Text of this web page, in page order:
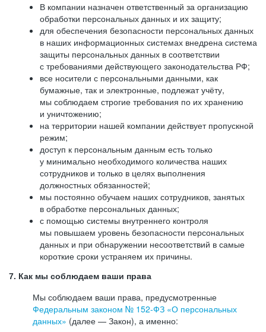
В компании назначен ответственный за организацию
обработки персональных данных и их защиту;
для обеспечения безопасности персональных данных
в наших информационных системах внедрена система
защиты персональных данных в соответствии
с требованиями действующего законодательства РФ;
все носители с персональными данными, как
бумажные, так и электронные, подлежат учёту,
мы соблюдаем строгие требования по их хранению
и уничтожению;
на территории нашей компании действует пропускной
режим;
доступ к персональным данным есть только
у минимально необходимого количества наших
сотрудников и только в целях выполнения
должностных обязанностей;
мы постоянно обучаем наших сотрудников, занятых
в обработке персональных данных;
с помощью системы внутреннего контроля
мы повышаем уровень безопасности персональных
данных и при обнаружении несоответствий в самые
короткие сроки устраняем их причины.
7. Как мы соблюдаем ваши права
Мы соблюдаем ваши права, предусмотренные
Федеральным законом № 152-ФЗ «О персональных
данных» (далее — Закон), а именно: